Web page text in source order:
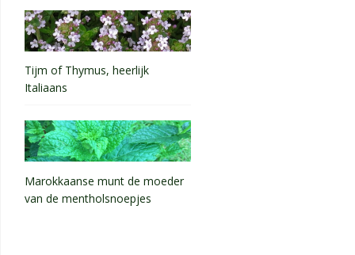
Tijm of Thymus, heerlijk
Italiaans
Marokkaanse munt de moeder
van de mentholsnoepjes